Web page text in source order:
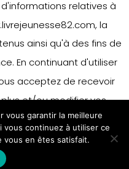
relatives à
la
ainsi qu'à des fins de
En continuant d'utiliser
acceptez de recevoir
et/ou modifier vos
merci de vous référer
Accepter
plus
vous garantir la meilleure
continuez à utiliser ce
vous en êtes satisfait.